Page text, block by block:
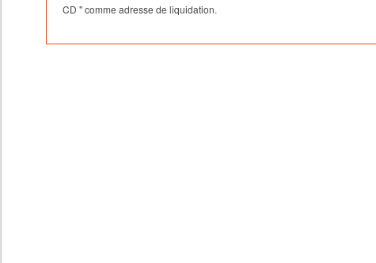
CD " comme adresse de liquidation.